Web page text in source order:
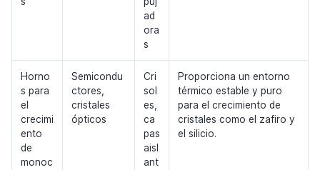
ad
ora
s
Horno
s para
el
crecimi
ento
de
monoc
Semicondu
ctores,
cristales
ópticos
Cri
sol
es,
ca
pas
aisl
ant
Proporciona un entorno
térmico estable y puro
para el crecimiento de
cristales como el zafiro y
el silicio.